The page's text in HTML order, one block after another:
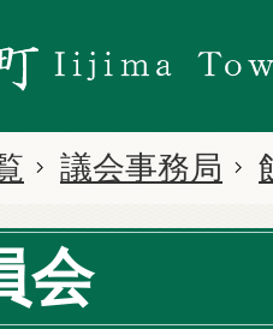
議会事務局
会